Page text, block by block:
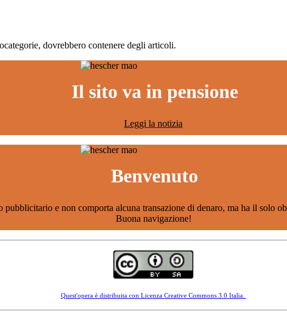
dovrebbero contenere degli articoli.
Il sito va in pensione
Leggi la notizia
Benvenuto
e non comporta alcuna transazione di denaro, ma ha il solo
Buona navigazione!
Quest'opera è distribuita con Licenza Creative Commons 3.0 Italia.